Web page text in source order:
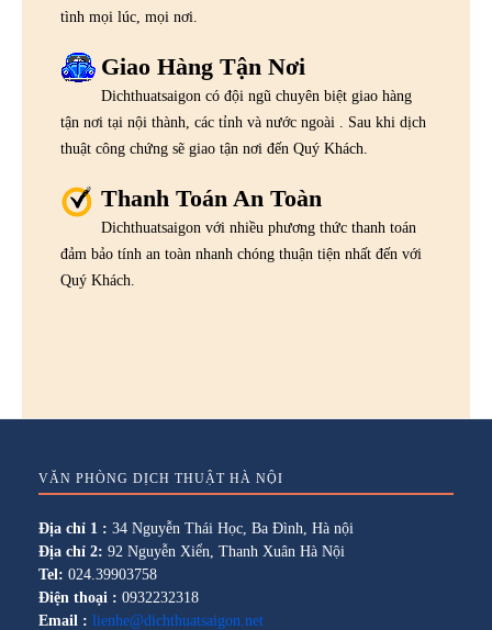
tình mọi lúc, mọi nơi.
Giao Hàng Tận Nơi
Dichthuatsaigon có đội ngũ chuyên biệt giao hàng
tận nơi tại nội thành, các tỉnh và nước ngoài . Sau khi dịch
thuật công chứng sẽ giao tận nơi đến Quý Khách.
Thanh Toán An Toàn
Dichthuatsaigon với nhiều phương thức thanh toán
đảm bảo tính an toàn nhanh chóng thuận tiện nhất đến với
Quý Khách.
VĂN PHÒNG DỊCH THUẬT HÀ NỘI
Địa chỉ 1 : 34 Nguyễn Thái Học, Ba Đình, Hà nội
Địa chỉ 2: 92 Nguyễn Xiển, Thanh Xuân Hà Nội
Tel: 024.39903758
Điện thoại : 0932232318
Email : lienhe@dichthuatsaigon.net